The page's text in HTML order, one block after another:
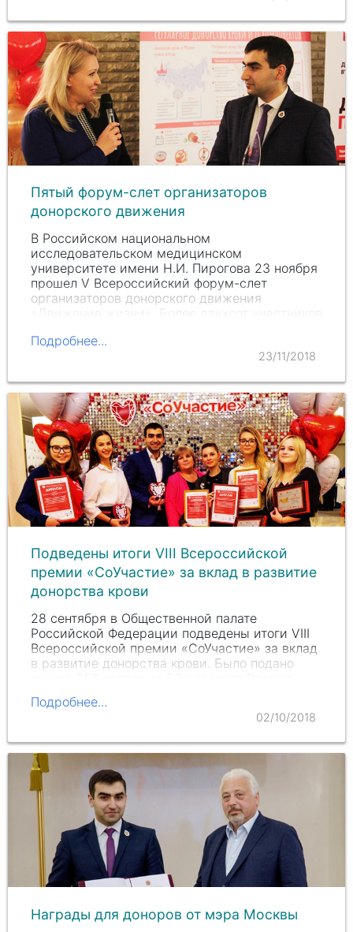
Пятый форум-слет организаторов
донорского движения
В Российском национальном
исследовательском медицинском
университете имени Н.И. Пирогова 23 ноября
прошел V Всероссийский форум-слет
организаторов донорского движения
«Движение жизни». Более двухсот участников
…
Подробнее...
23/11/2018
Подведены итоги VIII Всероссийской
премии «СоУчастие» за вклад в развитие
донорства крови
28 сентября в Общественной палате
Российской Федерации подведены итоги VIII
Всероссийской премии «СоУчастие» за вклад
в развитие донорства крови. Было подано
2013 года и…
Подробнее...
02/10/2018
Награды для доноров от мэра Москвы